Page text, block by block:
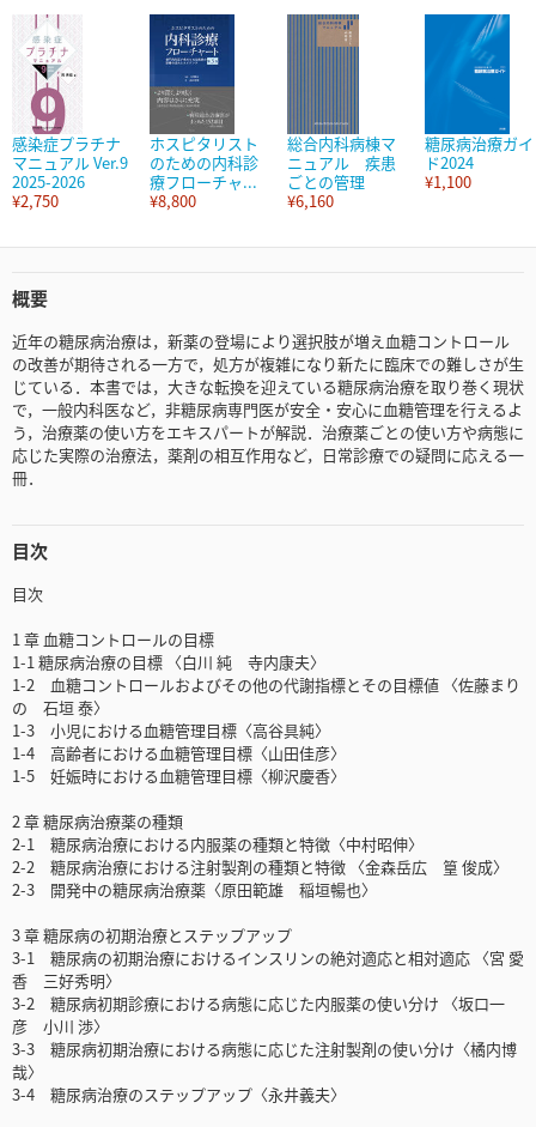
感染症プラチナ
マニュアル Ver.9
2025-2026
¥2,750
ホスピタリスト
のための内科診
療フローチャ...
¥8,800
総合内科病棟マ
ニュアル 疾患
ごとの管理
¥6,160
糖尿病治療ガイ
ド2024
¥1,100
概要
近年の糖尿病治療は，新薬の登場により選択肢が増え血糖コントロール
の改善が期待される一方で，処方が複雑になり新たに臨床での難しさが生
じている．本書では，大きな転換を迎えている糖尿病治療を取り巻く現状
で，一般内科医など，非糖尿病専門医が安全・安心に血糖管理を行えるよ
う，治療薬の使い方をエキスパートが解説．治療薬ごとの使い方や病態に
応じた実際の治療法，薬剤の相互作用など，日常診療での疑問に応える一
冊．
目次
目次
1 章 血糖コントロールの目標
1-1 糖尿病治療の目標 〈白川 純 寺内康夫〉
1-2 血糖コントロールおよびその他の代謝指標とその目標値 〈佐藤まり
の 石垣 泰〉
1-3 小児における血糖管理目標〈高谷具純〉
1-4 高齢者における血糖管理目標〈山田佳彦〉
1-5 妊娠時における血糖管理目標〈柳沢慶香〉
2 章 糖尿病治療薬の種類
2-1 糖尿病治療における内服薬の種類と特徴〈中村昭伸〉
2-2 糖尿病治療における注射製剤の種類と特徴 〈金森岳広 篁 俊成〉
2-3 開発中の糖尿病治療薬〈原田範雄 稲垣暢也〉
3 章 糖尿病の初期治療とステップアップ
3-1 糖尿病の初期治療におけるインスリンの絶対適応と相対適応 〈宮 愛
香 三好秀明〉
3-2 糖尿病初期診療における病態に応じた内服薬の使い分け 〈坂口一
彦 小川 渉〉
3-3 糖尿病初期治療における病態に応じた注射製剤の使い分け〈橘内博
哉〉
3-4 糖尿病治療のステップアップ〈永井義夫〉